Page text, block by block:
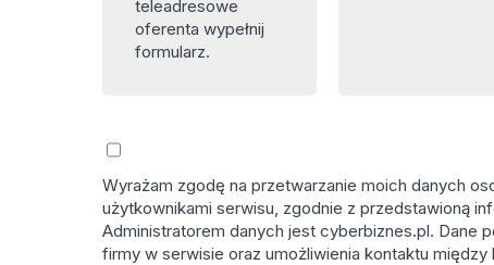
teleadresowe
oferenta wypełnij
formularz.
Wyrażam zgodę na przetwarzanie moich danych
użytkownikami serwisu, zgodnie z przedstawioną
Administratorem danych jest cyberbiznes.pl. Dane
firmy w serwisie oraz umożliwienia kontaktu